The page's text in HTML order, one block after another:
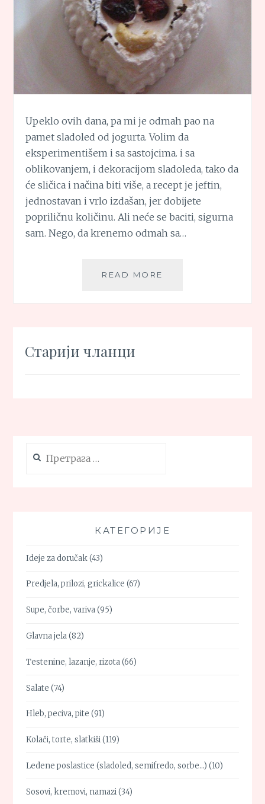
Upeklo ovih dana, pa mi je odmah pao na
pamet sladoled od jogurta. Volim da
eksperimentišem i sa sastojcima. i sa
oblikovanjem, i dekoracijom sladoleda, tako da
će sličica i načina biti više, a recept je jeftin,
jednostavan i vrlo izdašan, jer dobijete
popriličnu količinu. Ali neće se baciti, sigurna
sam. Nego, da krenemo odmah sa…
READ MORE
Кретање
Старији чланци
за:
КАТЕГОРИЈЕ
Ideje za doručak(43)
Predjela, prilozi, grickalice (67)
Supe, čorbe, variva(95)
Glavna jela(82)
Testenine, lazanje, rizota(66)
Salate (74)
Hleb, peciva, pite (91)
Kolači, torte, slatkiši(119)
Ledene poslastice (sladoled, semifredo, sorbe…) (10)
Sosovi, kremovi, namazi(34)